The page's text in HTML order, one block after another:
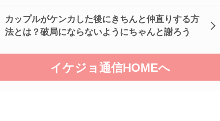
カップルがケンカした後にきちんと仲直りする方
法とは？破局にならないようにちゃんと謝ろう
イケジョ通信HOMEへ